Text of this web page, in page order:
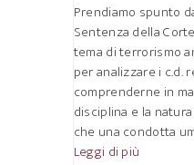
Prendiamo spunto
Sentenza della
tema di terrorismo
per analizzare i c.d.
comprenderne in
disciplina e la
che una condotta
Leggi di più